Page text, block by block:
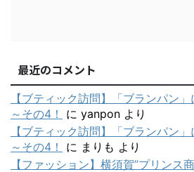
最近のコメント
【ブティック訪問】「ブランパン
～その4！
に yanpon より
【ブティック訪問】「ブランパン
～その4！
に まりも より
【ファッション】横須賀”プリンス